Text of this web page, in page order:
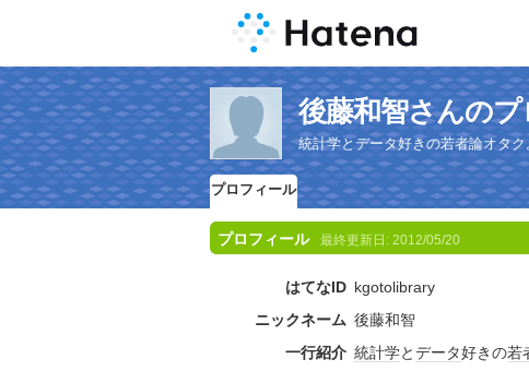
後藤和智さんの
統計学とデータ好きの若者論オタク
プロフィール
プロフィール 最終更新日: 2012/05/20
はてなID kgotolibrary
ニックネーム 後藤和智
一行紹介 統計学とデータ好きの若